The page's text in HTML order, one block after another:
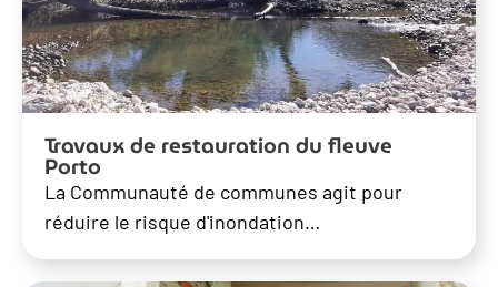
Travaux de restauration du fleuve
Porto
La Communauté de communes agit pour
réduire le risque d'inondation…